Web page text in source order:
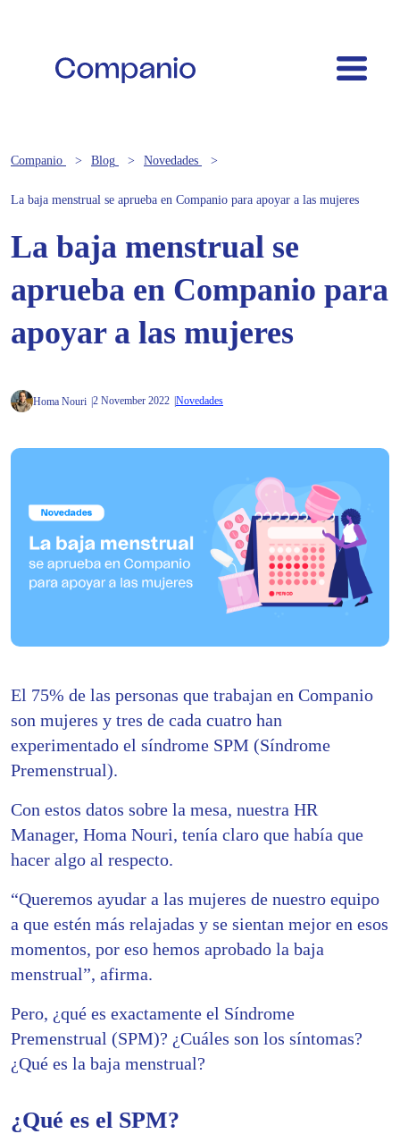
Companio Blog Novedades
La baja menstrual se aprueba en Companio para apoyar a las mujeres
La baja menstrual se
aprueba en Companio para
apoyar a las mujeres
Homa Nouri 2 November 2022 Novedades
El 75% de las personas que trabajan en Companio
son mujeres y tres de cada cuatro han
experimentado el síndrome SPM (Síndrome
Premenstrual).
Con estos datos sobre la mesa, nuestra HR
Manager, Homa Nouri, tenía claro que había que
hacer algo al respecto.
“Queremos ayudar a las mujeres de nuestro equipo
a que estén más relajadas y se sientan mejor en esos
momentos, por eso hemos aprobado la baja
menstrual”, afirma.
Pero, ¿qué es exactamente el Síndrome
Premenstrual (SPM)? ¿Cuáles son los síntomas?
¿Qué es la baja menstrual?
¿Qué es el SPM?